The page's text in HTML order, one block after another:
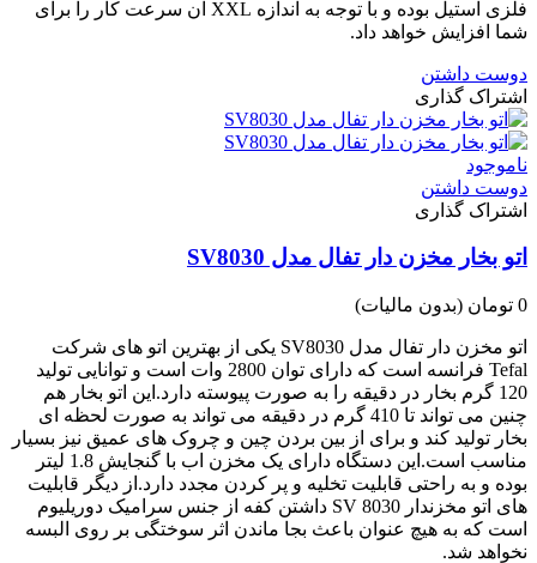
فلزی استیل بوده و با توجه به اندازه XXL ان سرعت کار را برای
شما افزایش خواهد داد.
دوست داشتن
اشتراک گذاری
ناموجود
دوست داشتن
اشتراک گذاری
اتو بخار مخزن دار تفال مدل SV8030
0 تومان (بدون مالیات)
اتو مخزن دار تفال مدل SV8030 یکی از بهترین اتو های شرکت
Tefal فرانسه است که دارای توان 2800 وات است و توانایی تولید
120 گرم بخار در دقیقه را به صورت پیوسته دارد.این اتو بخار هم
چنین می تواند تا 410 گرم در دقیقه می تواند به صورت لحظه ای
بخار تولید کند و برای از بین بردن چین و چروک های عمیق نیز بسیار
مناسب است.این دستگاه دارای یک مخزن اب با گنجایش 1.8 لیتر
بوده و به راحتی قابلیت تخلیه و پر کردن مجدد دارد.از دیگر قابلیت
های اتو مخزندار SV 8030 داشتن کفه از جنس سرامیک دوریلیوم
است که به هیچ عنوان باعث بجا ماندن اثر سوختگی بر روی البسه
نخواهد شد.